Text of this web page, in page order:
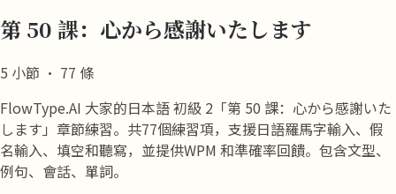
第 50 課：心から感謝いたします
5 小節 · 77 條
FlowType.AI 大家的日本語 初級 2「第 50 課：心から感謝いた
します」章節練習。共77個練習項，支援日語羅馬字輸入、假
名輸入、填空和聽寫，並提供WPM 和準確率回饋。包含文型、
例句、會話、單詞。